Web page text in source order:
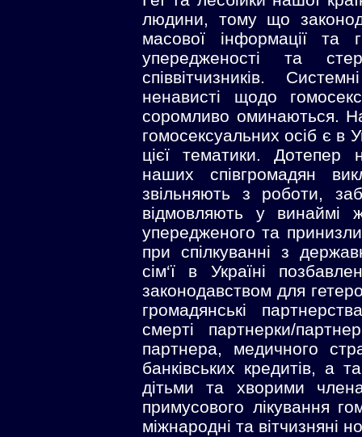
людини, тому що
масової інформації та
упередженості та
співвітчизників.
ненависті щодо
соромливо оминаються.
гомосексуальних осіб є в
цієї тематики. Дотепер
наших співгромадян
звільняють з роботи,
відмовляють у винаймі
упередженого та
при спілкуванні з
сім‘ї в Україні
законодавством для
громадянські
смерті партнерки/
партнера, медичного
банківських кредитів, а
дітьми та хворими
примусового лікування
міжнародні та вітчизняні